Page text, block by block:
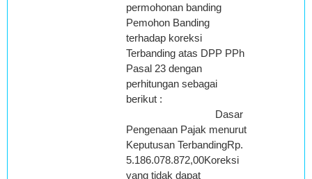
permohonan banding
Pemohon Banding
terhadap koreksi
Terbanding atas DPP PPh
Pasal 23 dengan
perhitungan sebagai
berikut :
Dasar
Pengenaan Pajak menurut
Keputusan TerbandingRp.
5.186.078.872,00Koreksi
yang tidak dapat